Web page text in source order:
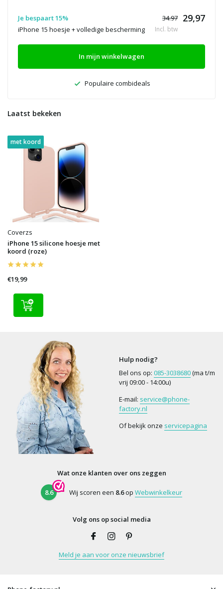
Je bespaart 15% 34.97 29,97
iPhone 15 hoesje + volledige bescherming Incl. btw
In mijn winkelwagen
Populaire combideals
Laatst bekeken
met koord
Coverzs
iPhone 15 silicone hoesje met
koord (roze)
€19,99
Hulp nodig?
Bel ons op: 085-3038680(ma t/m
vrij 09:00 - 14:00u)
E-mail: service@phone-
factory.nl
Of bekijk onze servicepagina
Wat onze klanten over ons zeggen
8.6 Wij scoren een 8.6op Webwinkelkeur
Volg ons op social media
Meld je aan voor onze nieuwsbrief